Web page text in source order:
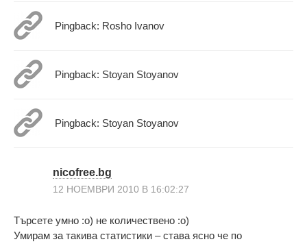
Pingback: Rosho Ivanov
Pingback: Stoyan Stoyanov
Pingback: Stoyan Stoyanov
nicofree.bg
12 НОЕМВРИ 2010 В 16:02:27
Търсете умно :о) не количествено :о)
Умирам за такива статистики – става ясно че по